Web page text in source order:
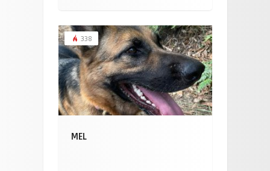
338
MEL